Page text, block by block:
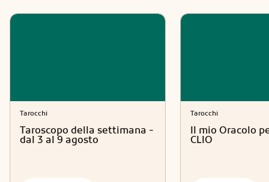
Tarocchi
Taroscopo della settimana -
dal 3 al 9 agosto
Tarocchi
Il mio Oracolo
CLIO